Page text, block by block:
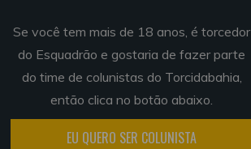
Se você tem mais de 18 anos, é torcedor
do Esquadrão e gostaria de fazer parte
do time de colunistas do Torcidabahia,
então clica no botão abaixo.
EU QUERO SER COLUNISTA